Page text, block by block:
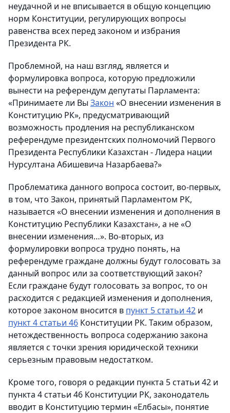
неудачной и не вписывается в общую концепцию
норм Конституции, регулирующих вопросы
равенства всех перед законом и избрания
Президента РК.
Проблемной, на наш взгляд, является и
формулировка вопроса, которую предложили
вынести на референдум депутаты Парламента:
«Принимаете ли Вы Закон «О внесении изменения в
Конституцию РК», предусматривающий
возможность продления на республиканском
референдуме президентских полномочий Первого
Президента Республики Казахстан - Лидера нации
Нурсултана Абишевича Назарбаева?»
Проблематика данного вопроса состоит, во-первых,
в том, что Закон, принятый Парламентом РК,
называется «О внесении изменения и дополнения в
Конституцию Республики Казахстан», а не «О
внесении изменения…». Во-вторых, из
формулировки вопроса трудно понять, на
референдуме граждане должны будут голосовать за
данный вопрос или за соответствующий закон?
Если граждане будут голосовать за вопрос, то он
расходится с редакцией изменения и дополнения,
которое законом вносится в пункт 5 статьи 42 и
пункт 4 статьи 46 Конституции РК. Таким образом,
нетождественность вопроса содержанию закона
является с точки зрения юридической техники
серьезным правовым недостатком.
Кроме того, говоря о редакции пункта 5 статьи 42 и
пункта 4 статьи 46 Конституции РК, законодатель
вводит в Конституцию термин «Елбасы», понятие